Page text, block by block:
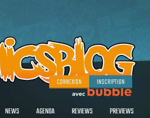
CONNEXION INSCRIPTION
NEWS AGENDA REVIEWS PREVIEWS